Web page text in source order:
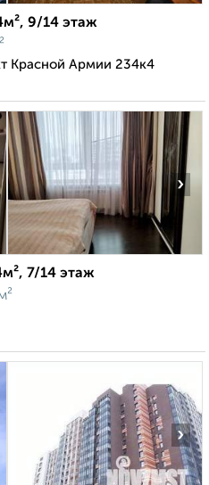
9/14 этаж
Красной Армии 234к4
›
7/14 этаж
›